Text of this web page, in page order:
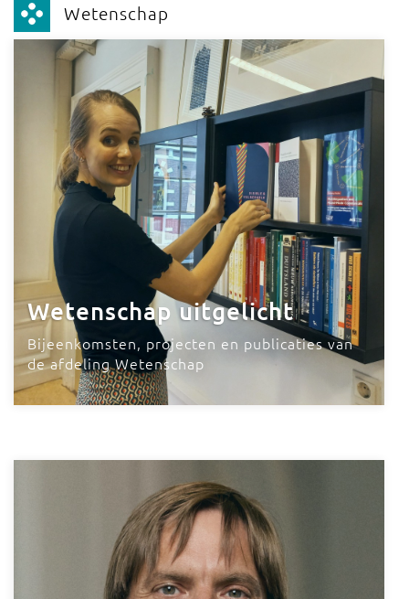
Wetenschap
Wetenschap uitgelicht
Bijeenkomsten, projecten en publicaties van
de afdeling Wetenschap